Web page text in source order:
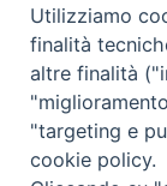
Scrivici
Copyright
Utilizziamo
finalità
altre finalità
"targeting e
cookie policy.